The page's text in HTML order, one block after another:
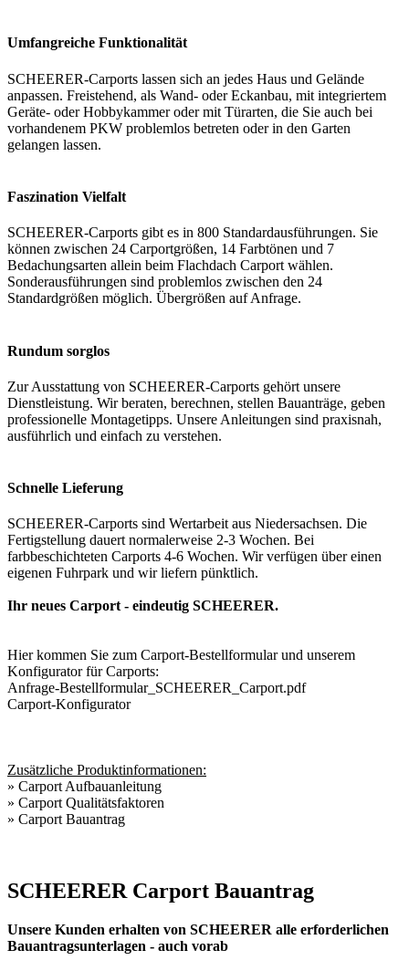
Umfangreiche Funktionalität
SCHEERER-Carports lassen sich an jedes Haus und Gelände
anpassen. Freistehend, als Wand- oder Eckanbau, mit integriertem
Geräte- oder Hobbykammer oder mit Türarten, die Sie auch bei
vorhandenem PKW problemlos betreten oder in den Garten
gelangen lassen.
Faszination Vielfalt
SCHEERER-Carports gibt es in 800 Standardausführungen. Sie
können zwischen 24 Carportgrößen, 14 Farbtönen und 7
Bedachungsarten allein beim Flachdach Carport wählen.
Sonderausführungen sind problemlos zwischen den 24
Standardgrößen möglich. Übergrößen auf Anfrage.
Rundum sorglos
Zur Ausstattung von SCHEERER-Carports gehört unsere
Dienstleistung. Wir beraten, berechnen, stellen Bauanträge, geben
professionelle Montagetipps. Unsere Anleitungen sind praxisnah,
ausführlich und einfach zu verstehen.
Schnelle Lieferung
SCHEERER-Carports sind Wertarbeit aus Niedersachsen. Die
Fertigstellung dauert normalerweise 2-3 Wochen. Bei
farbbeschichteten Carports 4-6 Wochen. Wir verfügen über einen
eigenen Fuhrpark und wir liefern pünktlich.
Ihr neues Carport - eindeutig SCHEERER.
Hier kommen Sie zum Carport-Bestellformular und unserem
Konfigurator für Carports:
Anfrage-Bestellformular_SCHEERER_Carport.pdf
Carport-Konfigurator
Zusätzliche Produktinformationen:
» Carport Aufbauanleitung
» Carport Qualitätsfaktoren
» Carport Bauantrag
SCHEERER Carport Bauantrag
Unsere Kunden erhalten von SCHEERER alle erforderlichen
Bauantragsunterlagen - auch vorab